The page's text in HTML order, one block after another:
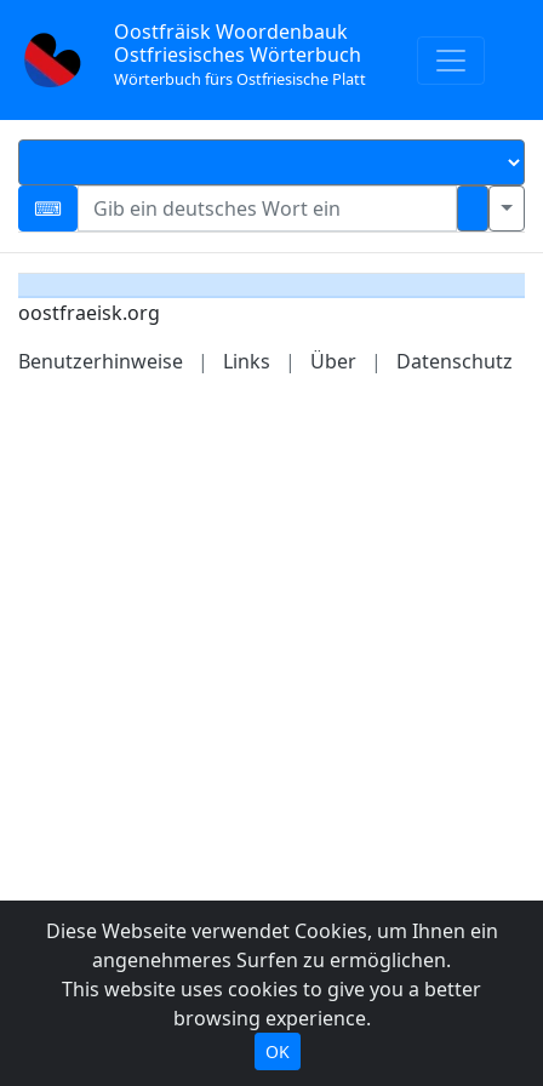
Oostfräisk Woordenbauk
Ostfriesisches Wörterbuch
Wörterbuch fürs Ostfriesische Platt
oostfraeisk.org
Benutzerhinweise
| Links | Über | Datenschutz
Diese Webseite verwendet Cookies, um Ihnen ein
angenehmeres Surfen zu ermöglichen.
This website uses cookies to give you a better
browsing experience.
OK